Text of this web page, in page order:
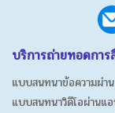
บริการถ่ายทอดการ
แบบสนทนาข้อความผ่
แบบสนทนาวิดีโอผ่าน